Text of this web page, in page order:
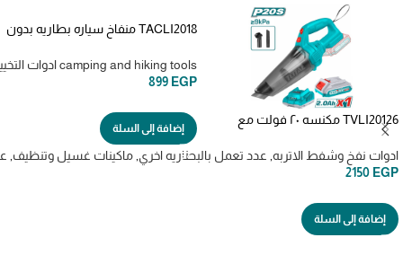
TVLI20126 مكنسه ٢٠ فولت مع
بطاريه وشاحن
ادوات نفخ وشفط الاتربه عدد تعمل بالبطاريه اخري ماكينات غسيل وتنظيف
2150 EGP
إضافة إلى السلة
TACLI2018 منفاخ سياره بطاريه بدون
camping and hiking tools ادوات التخييم
899 EGP
إضافة إلى السلة